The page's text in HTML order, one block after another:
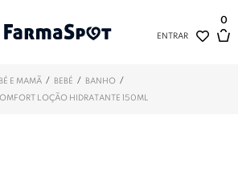
ENTRAR
0
E MAMÃ / BEBÉ / BANHO /
LOÇÃO HIDRATANTE 150ML